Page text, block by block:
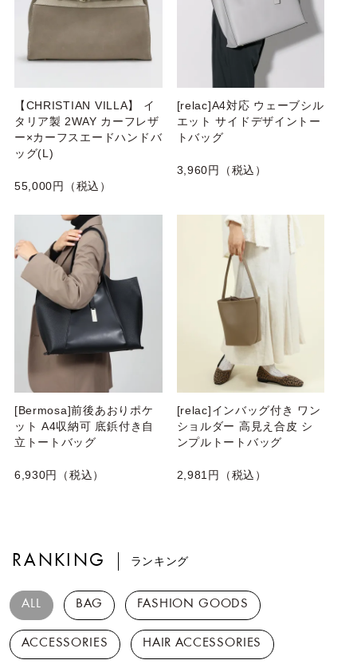
【CHRISTIAN VILLA】 イ
タリア製 2WAY カーフレザ
ー×カーフスエードハンドバ
ッグ(L)
55,000円（税込）
[Bermosa]前後あおりポケ
ット A4収納可 底鋲付き自
立トートバッグ
6,930円（税込）
[relac]A4対応 ウェーブシル
エット サイドデザイントー
トバッグ
3,960円（税込）
[relac]インバッグ付き ワン
ショルダー 高見え合皮 シ
ンプルトートバッグ
2,981円（税込）
RANKING ランキング
ALL BAG FASHION GOODS
ACCESSORIES HAIR ACCESSORIES